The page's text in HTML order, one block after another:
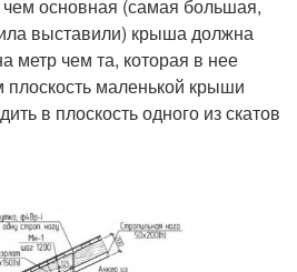
основная (самая большая,
выставили) крыша должна
метр чем та, которая в нее
плоскость маленькой крыши
в плоскость одного из скатов